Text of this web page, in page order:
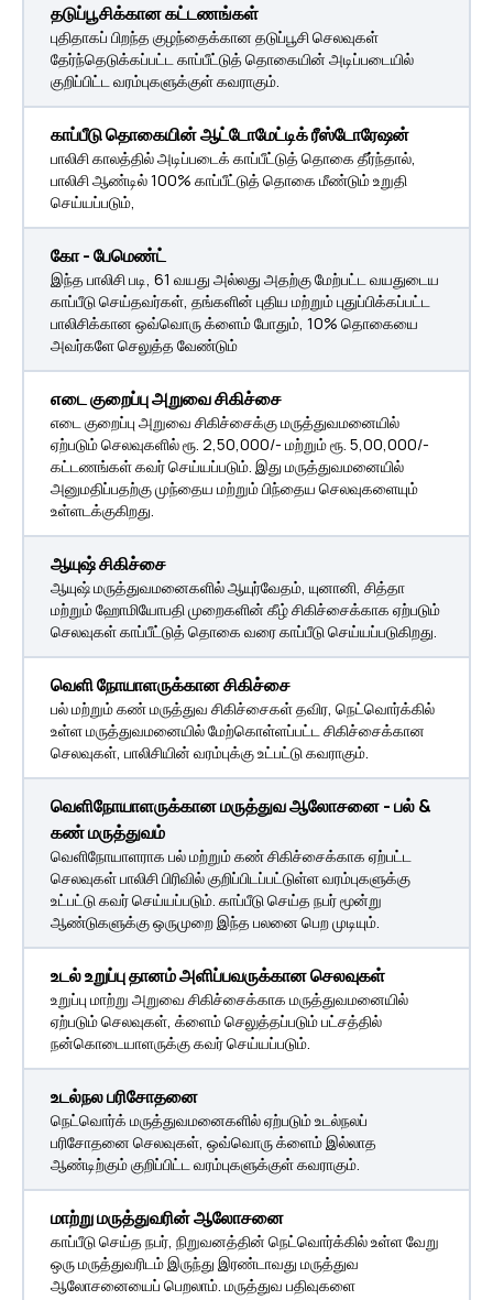
தடுப்பூசிக்கான கட்டணங்கள்
புதிதாகப் பிறந்த குழந்தைக்கான தடுப்பூசி செலவுகள்
தேர்ந்தெடுக்கப்பட்ட காப்பீட்டுத் தொகையின் அடிப்படையில்
குறிப்பிட்ட வரம்புகளுக்குள் கவராகும்.
காப்பீடு தொகையின் ஆட்டோமேட்டிக் ரீஸ்டோரேஷன்
பாலிசி காலத்தில் அடிப்படைக் காப்பீட்டுத் தொகை தீர்ந்தால்,
பாலிசி ஆண்டில் 100% காப்பீட்டுத் தொகை மீண்டும் உறுதி
செய்யப்படும்,
கோ - பேமெண்ட்
இந்த பாலிசி படி, 61 வயது அல்லது அதற்கு மேற்பட்ட வயதுடைய
காப்பீடு செய்தவர்கள், தங்களின் புதிய மற்றும் புதுப்பிக்கப்பட்ட
பாலிசிக்கான ஒவ்வொரு க்ளைம் போதும், 10% தொகையை
அவர்களே செலுத்த வேண்டும்
எடை குறைப்பு அறுவை சிகிச்சை
எடை குறைப்பு அறுவை சிகிச்சைக்கு மருத்துவமனையில்
ஏற்படும் செலவுகளில் ரூ. 2,50,000/- மற்றும் ரூ. 5,00,000/-
கட்டணங்கள் கவர் செய்யப்படும். இது மருத்துவமனையில்
அனுமதிப்பதற்கு முந்தைய மற்றும் பிந்தைய செலவுகளையும்
உள்ளடக்குகிறது.
ஆயுஷ் சிகிச்சை
ஆயுஷ் மருத்துவமனைகளில் ஆயுர்வேதம், யுனானி, சித்தா
மற்றும் ஹோமியோபதி முறைகளின் கீழ் சிகிச்சைக்காக ஏற்படும்
செலவுகள் காப்பீட்டுத் தொகை வரை காப்பீடு செய்யப்படுகிறது.
வெளி நோயாளருக்கான சிகிச்சை
பல் மற்றும் கண் மருத்துவ சிகிச்சைகள் தவிர, நெட்வொர்க்கில்
உள்ள மருத்துவமனையில் மேற்கொள்ளப்பட்ட சிகிச்சைக்கான
செலவுகள், பாலிசியின் வரம்புக்கு உட்பட்டு கவராகும்.
வெளிநோயாளருக்கான மருத்துவ ஆலோசனை - பல் &
கண் மருத்துவம்
வெளிநோயாளராக பல் மற்றும் கண் சிகிச்சைக்காக ஏற்பட்ட
செலவுகள் பாலிசி பிரிவில் குறிப்பிடப்பட்டுள்ள வரம்புகளுக்கு
உட்பட்டு கவர் செய்யப்படும். காப்பீடு செய்த நபர் மூன்று
ஆண்டுகளுக்கு ஒருமுறை இந்த பலனை பெற முடியும்.
உடல் உறுப்பு தானம் அளிப்பவருக்கான செலவுகள்
உறுப்பு மாற்று அறுவை சிகிச்சைக்காக மருத்துவமனையில்
ஏற்படும் செலவுகள், க்ளைம் செலுத்தப்படும் பட்சத்தில்
நன்கொடையாளருக்கு கவர் செய்யப்படும்.
உடல்நல பரிசோதனை
நெட்வொர்க் மருத்துவமனைகளில் ஏற்படும் உடல்நலப்
பரிசோதனை செலவுகள், ஒவ்வொரு க்ளைம் இல்லாத
ஆண்டிற்கும் குறிப்பிட்ட வரம்புகளுக்குள் கவராகும்.
மாற்று மருத்துவரின் ஆலோசனை
காப்பீடு செய்த நபர், நிறுவனத்தின் நெட்வொர்க்கில் உள்ள வேறு
ஒரு மருத்துவரிடம் இருந்து இரண்டாவது மருத்துவ
ஆலோசனையைப் பெறலாம். மருத்துவ பதிவுகளை